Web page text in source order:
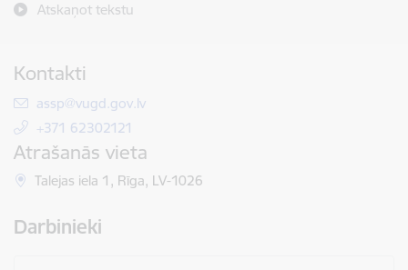
Atskaņot tekstu
Kontakti
E-pasts:
assp@vugd.gov.lv
+371 62302121
Atrašanās vieta
Talejas iela 1, Rīga, LV-1026
Darbinieki